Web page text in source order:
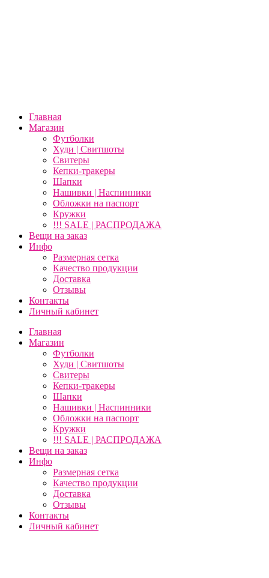
Главная
Магазин
Футболки
Худи | Свитшоты
Свитеры
Кепки-тракеры
Шапки
Нашивки | Наспинники
Обложки на паспорт
Кружки
!!! SALE | РАСПРОДАЖА
Вещи на заказ
Инфо
Размерная сетка
Качество продукции
Доставка
Отзывы
Контакты
Личный кабинет
Главная
Магазин
Футболки
Худи | Свитшоты
Свитеры
Кепки-тракеры
Шапки
Нашивки | Наспинники
Обложки на паспорт
Кружки
!!! SALE | РАСПРОДАЖА
Вещи на заказ
Инфо
Размерная сетка
Качество продукции
Доставка
Отзывы
Контакты
Личный кабинет